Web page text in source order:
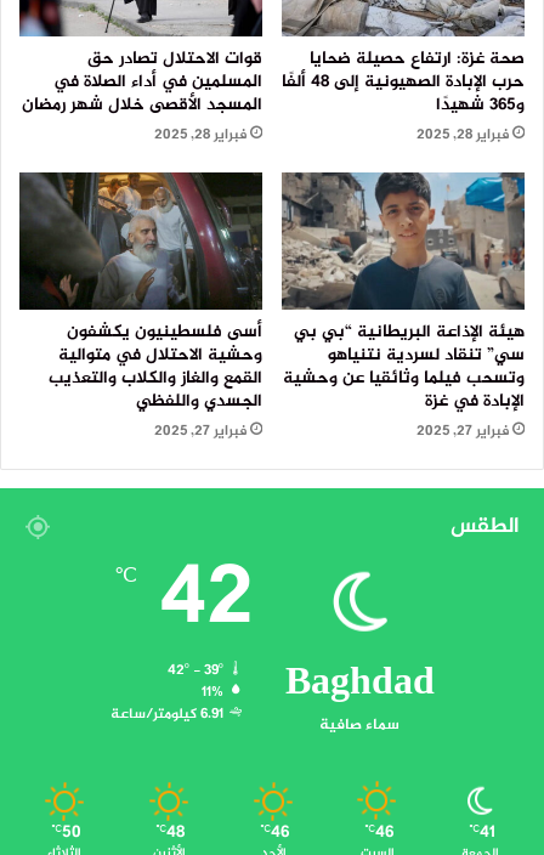
صحة غزة: ارتفاع حصيلة ضحايا
حرب الإبادة الصهيونية إلى 48 ألفًا
و365 شهيدًا
فبراير 28, 2025
قوات الاحتلال تصادر حق
المسلمين في أداء الصلاة في
المسجد الأقصى خلال شهر رمضان
فبراير 28, 2025
هيئة الإذاعة البريطانية “بي بي
سي” تنقاد لسردية نتنياهو
وتسحب فيلما وثائقيا عن وحشية
الإبادة في غزة
فبراير 27, 2025
أسى فلسطينيون يكشفون
وحشية الاحتلال في متوالية
القمع والغاز والكلاب والتعذيب
الجسدي واللفظي
فبراير 27, 2025
الطقس
Baghdad
سماء صافية
42
℃
42º - 39º
11%
6.91 كيلومتر/ساعة
41
℃
46
℃
46
℃
48
℃
50
℃